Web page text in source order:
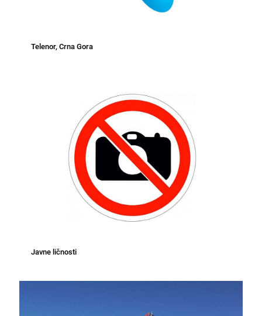
Telenor, Crna Gora
Javne ličnosti